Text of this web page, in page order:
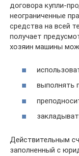
договора купли-
неограниченные
средства на всей
получает
хозяин машины
выполнять
Действительным
заполненный с